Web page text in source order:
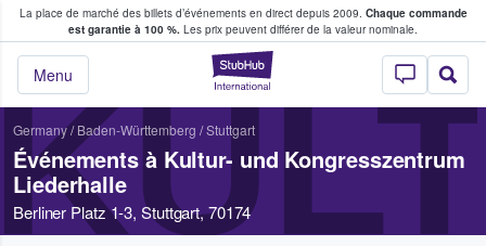
La place de marché des billets d’événements en direct depuis 2009. Chaque commande
est garantie à 100 %. Les prix peuvent différer de la valeur nominale.
StubHub - Où
Menu
fans achètent et vendent des billets
Germany/ Baden-Württemberg /Stuttgart
Événements à Kultur- und Kongresszentrum
Liederhalle
Berliner Platz 1-3, Stuttgart, 70174